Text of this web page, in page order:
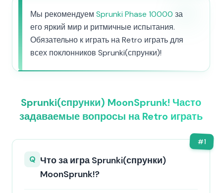
Мы рекомендуем Sprunki Phase 10000 за
его яркий мир и ритмичные испытания.
Обязательно к играть на Retro играть для
всех поклонников Sprunki(спрунки)!
Sprunki(спрунки) MoonSprunk! Часто
задаваемые вопросы на Retro играть
#1
Q Что за игра Sprunki(спрунки)
MoonSprunk!?